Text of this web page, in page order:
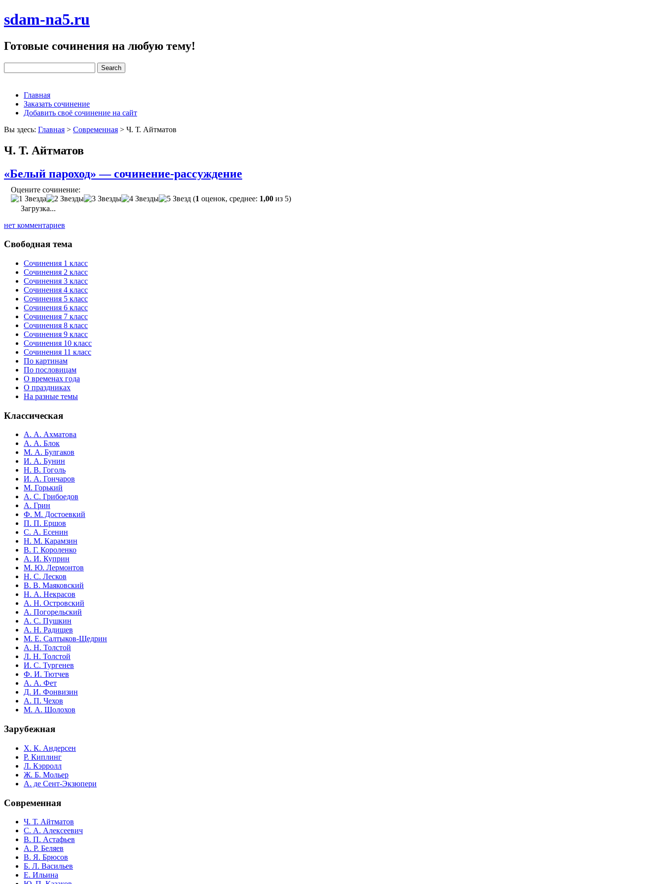
sdam-na5.ru
Готовые сочинения на любую тему!
Главная
Заказать сочинение
Добавить своё сочинение на сайт
Вы здесь: Главная > Современная > Ч. Т. Айтматов
Ч. Т. Айтматов
«Белый пароход» — сочинение-рассуждение
Оцените сочинение:
(1 оценок, среднее: 1,00 из 5)
Загрузка...
нет комментариев
Свободная тема
Сочинения 1 класс
Сочинения 2 класс
Сочинения 3 класс
Сочинения 4 класс
Сочинения 5 класс
Сочинения 6 класс
Сочинения 7 класс
Сочинения 8 класс
Сочинения 9 класс
Сочинения 10 класс
Сочинения 11 класс
По картинам
По пословицам
О временах года
О праздниках
На разные темы
Классическая
А. А. Ахматова
А. А. Блок
М. А. Булгаков
И. А. Бунин
Н. В. Гоголь
И. А. Гончаров
М. Горький
А. С. Грибоедов
А. Грин
Ф. М. Достоевкий
П. П. Ершов
С. А. Есенин
Н. М. Карамзин
В. Г. Короленко
А. И. Куприн
М. Ю. Лермонтов
Н. С. Лесков
В. В. Маяковский
Н. А. Некрасов
А. Н. Островский
А. Погорельский
А. С. Пушкин
А. Н. Радищев
М. Е. Салтыков-Щедрин
А. Н. Толстой
Л. Н. Толстой
И. С. Тургенев
Ф. И. Тютчев
А. А. Фет
Д. И. Фонвизин
А. П. Чехов
М. А. Шолохов
Зарубежная
Х. К. Андерсен
Р. Киплинг
Л. Кэрролл
Ж. Б. Мольер
А. де Сент-Экзюпери
Современная
Ч. Т. Айтматов
С. А. Алексеевич
В. П. Астафьев
А. Р. Беляев
В. Я. Брюсов
Б. Л. Васильев
Е. Ильина